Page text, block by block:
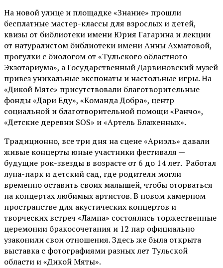
На новой улице и площадке «Знание» прошли
бесплатные мастер-классы для взрослых и детей,
квизы от библиотеки имени Юрия Гагарина и лекции
от натуралистом библиотеки имени Анны Ахматовой,
прогулки с биологом от «Тульского областного
Экзотариума», а Государственный Дарвиновский музей
привез уникальные экспонаты и настольные игры. На
«Дикой Мяте» присутствовали благотворительные
фонды «Дари Еду», «Команда Добра», центр
социальной и благотворительной помощи «Ранчо»,
«Детские деревни SOS» и «Артель Блаженных».
Традиционно, все три дня на сцене«Ариэль» давали
живые концерты юные участники фестиваля —
будущие рок-звезды в возрасте от 6 до 14 лет. Работал
луна-парк и детский сад, где родители могли
временно оставить своих малышей, чтобы оторваться
на концертах любимых артистов. В новом камерном
пространстве для акустических концертов и
творческих встреч «Лампа» состоялись торжественные
церемонии бракосочетания и 12 пар официально
узаконили свои отношения. Здесь же была открыта
выставка с фотографиями разных лет Тульской
области и «Дикой Мяты».